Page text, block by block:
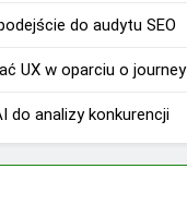
do audytu SEO
UX w oparciu o
do analizy konkurencji